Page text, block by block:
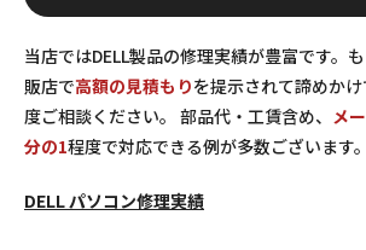
当店ではDELL製品の修理実績が豊富です。
販店で高額の見積もりを提示されて諦めか
度ご相談ください。 部品代・工賃含め、 メ
分の1程度で対応できる例が多数ございます。
DELL パソコン修理実績